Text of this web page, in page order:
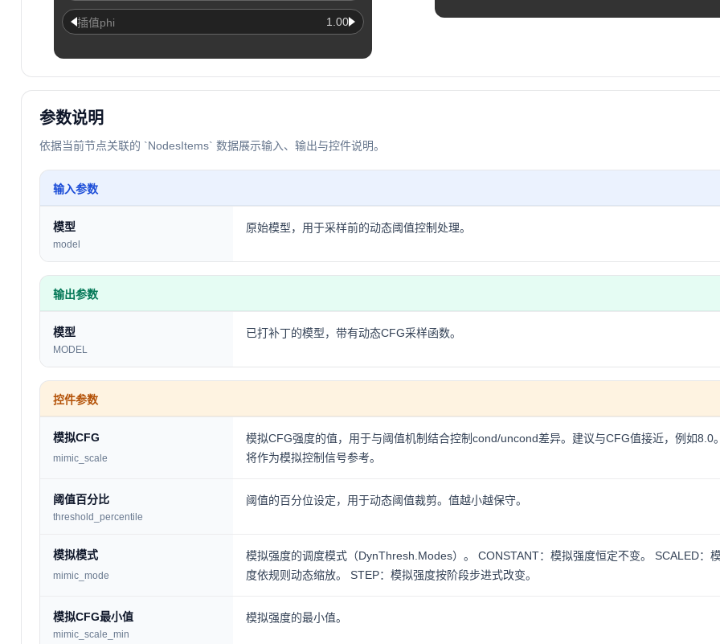
插值phi 1.00
参数说明
依据当前节点关联的 `NodesItems` 数据展示输入、输出与控件说明。
输入参数
模型
model
原始模型，用于采样前的动态阈值控制处理。
输出参数
模型
MODEL
已打补丁的模型，带有动态CFG采样函数。
控件参数
模拟CFG
mimic_scale
模拟CFG强度的值，用于与阈值机制结合控制cond/uncond差异。建议与CFG值接近，例如8.0
将作为模拟控制信号参考。
阈值百分比
threshold_percentile
阈值的百分位设定，用于动态阈值裁剪。值越小越保守。
模拟模式
mimic_mode
模拟强度的调度模式（DynThresh.Modes）。 CONSTANT：模拟强度恒定不变。 SCALED：
度依规则动态缩放。 STEP：模拟强度按阶段步进式改变。
模拟CFG最小值
mimic_scale_min
模拟强度的最小值。